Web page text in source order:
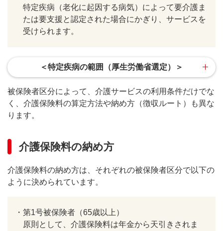
特定疾病（老化に起因する病気）によって要介護ま
たは要支援と認定された場合にかぎり、サービスを
受けられます。
＜特定疾病の範囲（厚生労働省選定）＞
被保険者区分によって、介護サービスの利用条件だけでな
く、介護保険料の算定方法や納め方（徴収ルート）も異な
ります。
介護保険料の納め方
介護保険料の納め方は、それぞれの被保険者区分で以下の
ように決められています。
・ 第1号被保険者（65歳以上）
原則として、介護保険料は年金から天引きされま